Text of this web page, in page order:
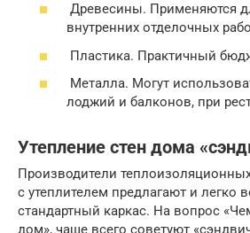
Древесины. Применяются
внутренних отделочных
Пластика. Практичный
Металла. Могут
лоджий и балконов, при
Утепление стен дома
Производители
с утеплителем предлагают и легко
стандартный каркас. На вопрос
дом», чаще всего советуют